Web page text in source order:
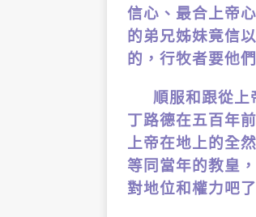
信心、最合上帝
的弟兄姊妹竟信
的，行牧者要他
順服和跟從上
丁路德在五百年
上帝在地上的全
等同當年的教皇
對地位和權力吧了